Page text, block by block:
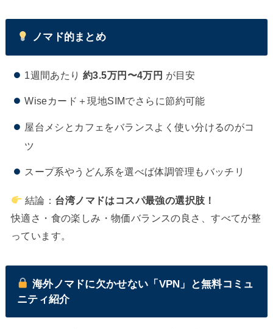
ノマド的まとめ
1週間あたり約3.5万円〜4万円 が目安
Wiseカード＋現地SIMでさらに節約可能
屋台メシとカフェをバランスよく使い分けるのがコ
ツ
スープ系やうどん系を選べば体調管理もバッチリ
結論： 台湾ノマドはコスパ最強の選択肢！
快適さ・食の楽しみ・物価バランスの良さ、すべてが整
っています。
海外ノマドに欠かせない「VPN」と無料コミュ
ニティ紹介